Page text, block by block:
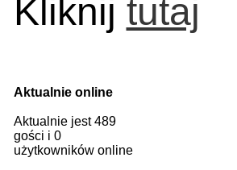
Kliknij tutaj
Aktualnie online
Aktualnie jest 489
gości i 0
użytkowników online